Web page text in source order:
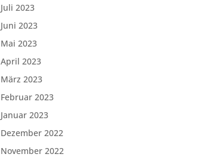
Juli 2023
Juni 2023
Mai 2023
April 2023
März 2023
Februar 2023
Januar 2023
Dezember 2022
November 2022